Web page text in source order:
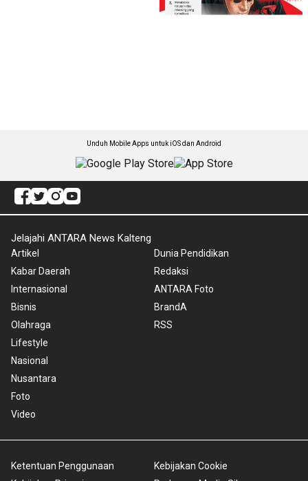
Unduh Mobile Apps untuk iOS dan Android
Jelajahi ANTARA News Kalteng
Artikel
Kabar Daerah
Internasional
Bisnis
Olahraga
Lifestyle
Nasional
Nusantara
Foto
Video
Dunia Pendidikan
Redaksi
ANTARA Foto
BrandA
RSS
Ketentuan Penggunaan
Kebijakan Cookie